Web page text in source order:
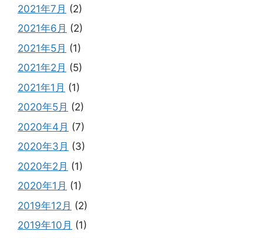
2021年7月 (2)
2021年6月 (2)
2021年5月 (1)
2021年2月 (5)
2021年1月 (1)
2020年5月 (2)
2020年4月 (7)
2020年3月 (3)
2020年2月 (1)
2020年1月 (1)
2019年12月 (2)
2019年10月 (1)